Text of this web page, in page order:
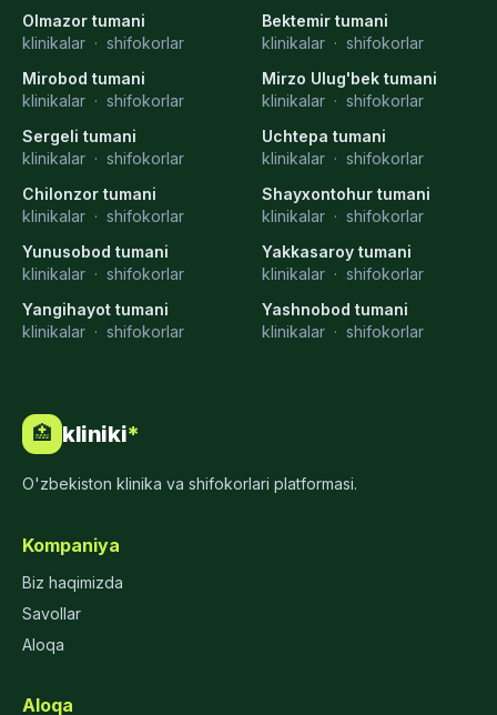
Olmazor tumani
klinikalar · shifokorlar
Bektemir tumani
klinikalar · shifokorlar
Mirobod tumani
klinikalar · shifokorlar
Mirzo Ulug'bek tumani
klinikalar · shifokorlar
Sergeli tumani
klinikalar · shifokorlar
Uchtepa tumani
klinikalar · shifokorlar
Chilonzor tumani
klinikalar · shifokorlar
Shayxontohur tumani
klinikalar · shifokorlar
Yunusobod tumani
klinikalar · shifokorlar
Yakkasaroy tumani
klinikalar · shifokorlar
Yangihayot tumani
klinikalar · shifokorlar
Yashnobod tumani
klinikalar · shifokorlar
🏥 kliniki*
O'zbekiston klinika va shifokorlari platformasi.
Kompaniya
Biz haqimizda
Savollar
Aloqa
Aloqa